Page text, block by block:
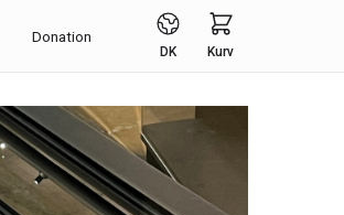
Donation
DK Kurv